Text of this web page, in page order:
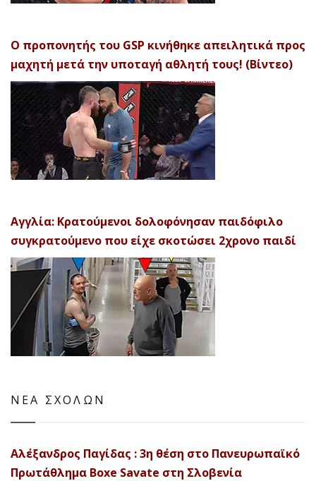
Ο προπονητής του GSP κινήθηκε απειλητικά προς
μαχητή μετά την υποταγή αθλητή τους! (Βίντεο)
Αγγλία: Κρατούμενοι δολοφόνησαν παιδόφιλο
συγκρατούμενο που είχε σκοτώσει 2χρονο παιδί
ΝΕΑ ΣΧΟΛΩΝ
Αλέξανδρος Παγίδας : 3η θέση στο Πανευρωπαϊκό
Πρωτάθλημα Boxe Savate στη Σλοβενία